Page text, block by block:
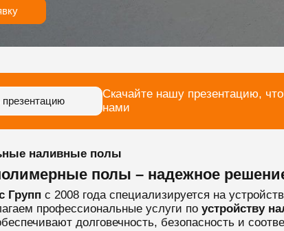
презентацию
Скачайте нашу презентацию,
нами
наливные полы
полы – надежное
Групп с 2008 года специализируется на
профессиональные услуги по устройству
долговечность, безопасность и